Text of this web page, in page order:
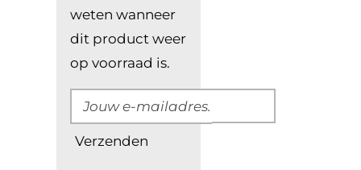
weten wanneer
dit product weer
op voorraad is.
Verzenden